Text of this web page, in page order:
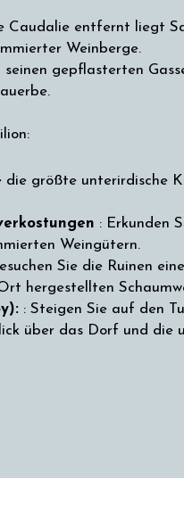
Caudalie entfernt liegt
Weinberge.
gepflasterten
größte unterirdische
: Erkunden
Weingütern.
Sie die Ruinen
hergestellten
: Steigen Sie auf den
über das Dorf und die